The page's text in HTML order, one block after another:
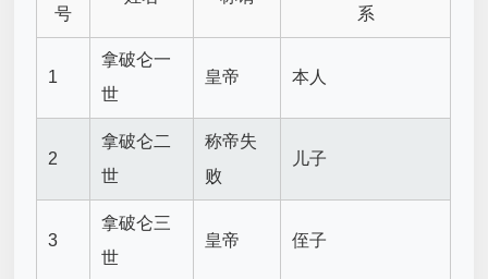
号
系
1
拿破仑一
世
皇帝 本人
2
拿破仑二
世
称帝失
败
儿子
3
拿破仑三
世
皇帝 侄子